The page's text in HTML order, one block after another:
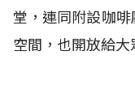
堂，連同附設咖
空間，也開放給大